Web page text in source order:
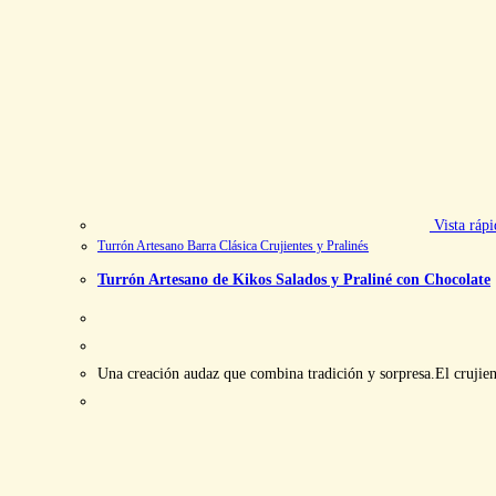
Vista
Turrón Artesano Barra Clásica Crujientes y Pralinés
Turrón Artesano de Kikos Salados y Praliné con Chocolate
Una creación audaz que combina tradición y sorpresa.El